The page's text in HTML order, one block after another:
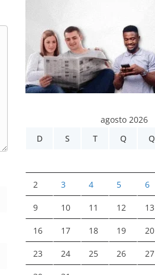
agosto 2026
D
S T Q Q
2 3 4 5 6
9 10 11 12 13
16 17 18 19 20
23 24 25 26 27